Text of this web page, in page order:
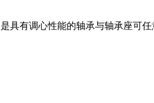
有调心性能的轴承与轴承座可